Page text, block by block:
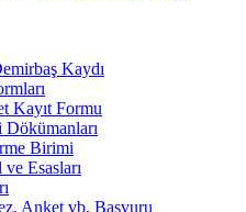
Kaydı
Kayıt Formu
Birimi
Esasları
Anket vb. Başvuru